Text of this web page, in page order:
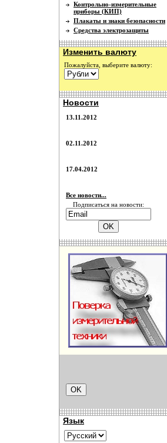
Контрольно-измерительные
приборы (КИП)
Плакаты и знаки безопасности
Средства электрозащиты
Изменить валюту
Пожалуйста, выберите валюту:
Новости
13.11.2012
02.11.2012
17.04.2012
Все новости...
Подписаться на новости:
Язык